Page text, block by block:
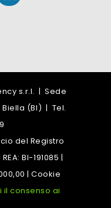
s.r.l. | Sede
Biella (BI) | Tel.
del Registro
BI-191085 |
|Cookie
il consenso ai